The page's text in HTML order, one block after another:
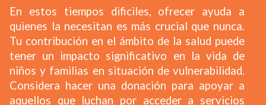
En estos tiempos dificiles, ofrecer ayuda a
quienes la necesitan es más crucial que nunca.
Tu contribución en el ámbito de la salud puede
tener un impacto significativo en la vida de
niños y familias en situación de vulnerabilidad.
Considera hacer una donación para apoyar a
aquellos que luchan por acceder a servicios